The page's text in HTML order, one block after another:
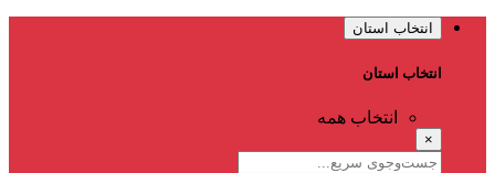
انتخاب استان
انتخاب استان
انتخاب همه
×